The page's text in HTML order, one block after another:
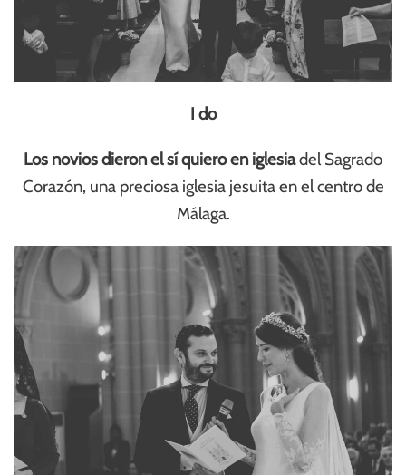
I do
Los novios dieron el sí quiero en iglesiadel Sagrado
Corazón, una preciosa iglesia jesuita en el centro de
Málaga.